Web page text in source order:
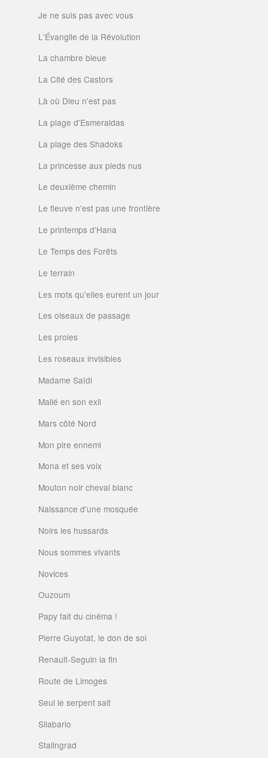
Je ne suis pas avec vous
L'Évangile de la Révolution
La chambre bleue
La Cité des Castors
Là où Dieu n'est pas
La plage d'Esmeraldas
La plage des Shadoks
La princesse aux pieds nus
Le deuxième chemin
Le fleuve n'est pas une frontière
Le printemps d'Hana
Le Temps des Forêts
Le terrain
Les mots qu'elles eurent un jour
Les oiseaux de passage
Les proies
Les roseaux invisibles
Madame Saïdi
Mallé en son exil
Mars côté Nord
Mon pire ennemi
Mona et ses voix
Mouton noir cheval blanc
Naissance d'une mosquée
Noirs les hussards
Nous sommes vivants
Novices
Ouzoum
Papy fait du cinéma !
Pierre Guyotat, le don de soi
Renault-Seguin la fin
Route de Limoges
Seul le serpent sait
Silabario
Stalingrad